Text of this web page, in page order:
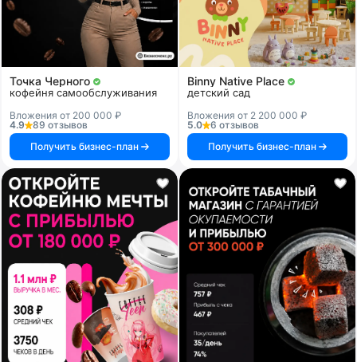
Точка Черного
кофейня самообслуживания
Вложения от 200 000 ₽
4.9
89 отзывов
Получить бизнес-план
Binny Native Place
детский сад
Вложения от 2 200 000 ₽
5.0
6 отзывов
Получить бизнес-план